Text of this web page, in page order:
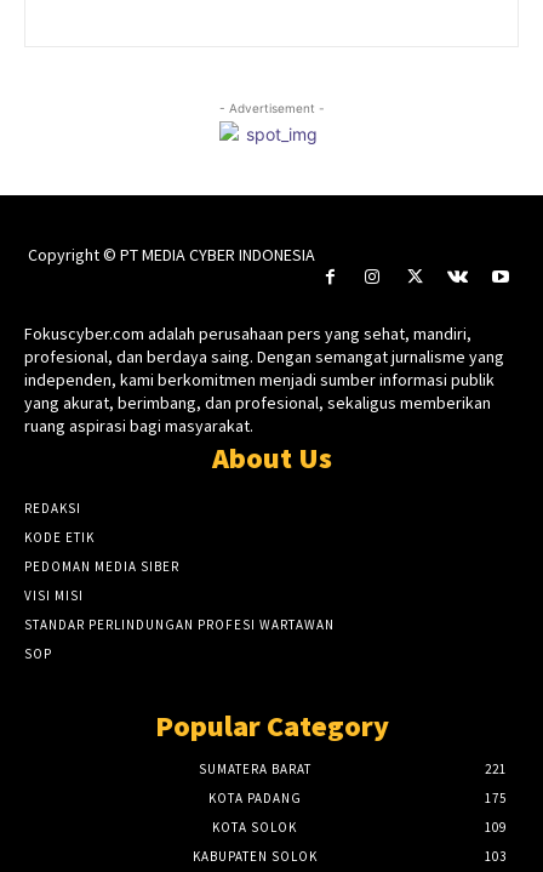
- Advertisement -
Copyright © PT MEDIA CYBER INDONESIA
Fokuscyber.com adalah perusahaan pers yang sehat, mandiri,
profesional, dan berdaya saing. Dengan semangat jurnalisme yang
independen, kami berkomitmen menjadi sumber informasi publik
yang akurat, berimbang, dan profesional, sekaligus memberikan
ruang aspirasi bagi masyarakat.
About Us
REDAKSI
KODE ETIK
PEDOMAN MEDIA SIBER
VISI MISI
STANDAR PERLINDUNGAN PROFESI WARTAWAN
SOP
Popular Category
SUMATERA BARAT
221
KOTA PADANG
175
KOTA SOLOK
109
KABUPATEN SOLOK
103